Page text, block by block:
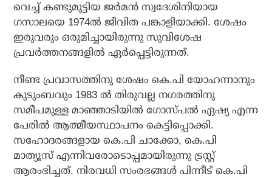
വെച്ച് കണ്ടുമുട്ടിയ ജര്‍മന്‍ സ്വദേശിനിയായ
ഗസാലയെ 1974ല്‍ ജീവിത പങ്കാളിയാക്കി. ശേഷം
ഇരുവരും ഒരുമിച്ചായിരുന്നു സുവിശേഷ
പ്രവര്‍ത്തനങ്ങളില്‍ ഏര്‍പ്പെട്ടിരുന്നത്.
നീണ്ട പ്രവാസത്തിനു ശേഷം കെ.പി യോഹന്നാനും
കുടുംബവും 1983 ല്‍ തിരുവല്ല നഗരത്തിനു
സമീപമുള്ള മാഞ്ഞാടിയില്‍ ഗോസ്പല്‍ ഏഷ്യ എന്ന
പേരില്‍ ആത്മീയസ്ഥാപനം കെട്ടിപ്പൊക്കി.
സഹോദരങ്ങളായ കെ.പി ചാക്കോ, കെ.പി
മാത്യൂസ് എന്നിവരോടൊപ്പമായിരുന്നു ട്രസ്റ്റ്
ആരംഭിച്ചത്. നിരവധി സംരഭങ്ങള്‍ പിന്നീട് കെ.പി